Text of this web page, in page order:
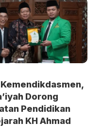
Dorong
Pendidikan
KH Ahmad